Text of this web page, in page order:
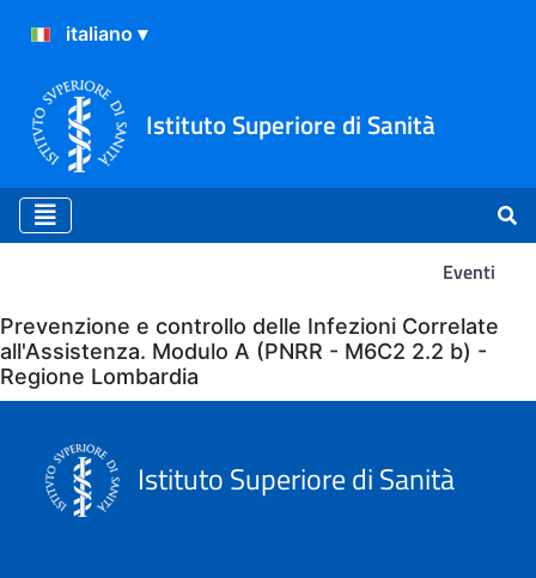
Istituto Superiore di Sanità
Eventi
Eventi
Prevenzione e controllo delle Infezioni Correlate
all'Assistenza. Modulo A (PNRR - M6C2 2.2 b) -
Regione Lombardia
Istituto Superiore di Sanità